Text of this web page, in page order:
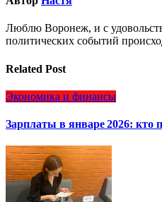
Люблю Воронеж, и с
политических событий
Related Post
Экономика и финансы
Зарплаты в январе 2026: кто